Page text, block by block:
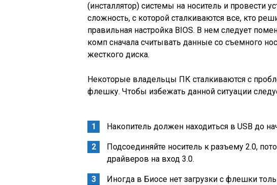
(инсталлятор) системы на носитель и провести
сложность, с которой сталкиваются все, кто
правильная настройка BIOS. В нем следует
комп сначала считывать данные со съемного
жесткого диска.
Некоторые владельцы ПК сталкиваются с
флешку. Чтобы избежать данной ситуации
Накопитель должен находиться в USB до
Подсоединяйте носитель к разъему 2.0,
драйверов на вход 3.0.
Иногда в Биосе нет загрузки с флешки